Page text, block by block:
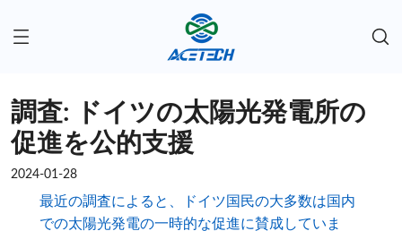
調査: ドイツの太陽光発電所の
促進を公的支援
2024-01-28
最近の調査によると、ドイツ国民の大多数は国内
での太陽光発電の一時的な促進に賛成していま